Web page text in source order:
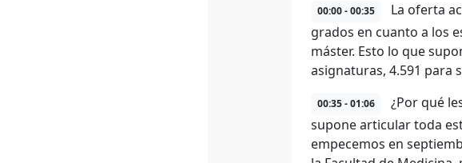
00:00 - 00:35
La oferta
grados en cuanto a los
máster. Esto lo que
asignaturas, 4.591 para
00:35 - 01:06
¿Por qué
supone articular toda
empecemos en